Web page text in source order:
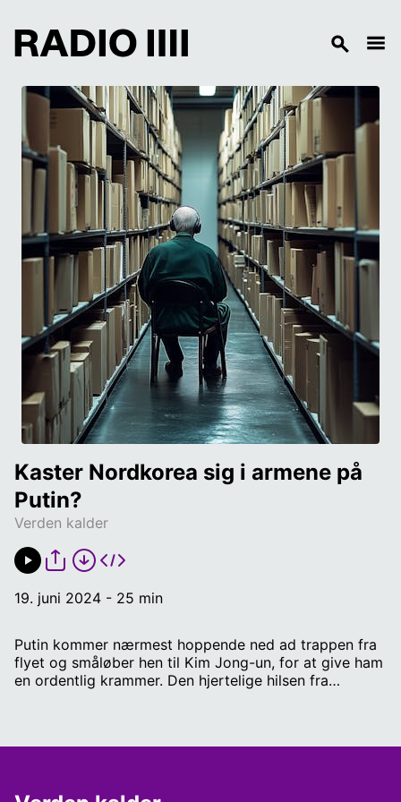
Verden kalder
Kaster Nordkorea sig i armene på
19. juni 2024 - 25 min
Putin kommer nærmest hoppende ned ad trappen fra
flyet og småløber hen til Kim Jong-un, for at give ham
en ordentlig krammer. Den hjertelige hilsen fra
kan Nordkoreas diktator hjælpe ham med. Men hvad